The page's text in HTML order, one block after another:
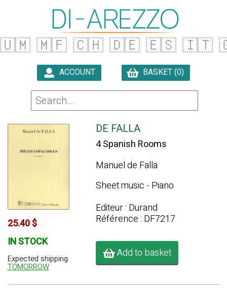
🇺🇲 🇲🇫 🇨🇭 🇩🇪 🇪🇸 🇮🇹
ACCOUNT BASKET (0)
25.40 $
IN STOCK
Expected shipping
TOMORROW
DE FALLA
4 Spanish Rooms
Manuel de Falla
Sheet music - Piano
Editeur : Durand
Référence : DF7217
Add to basket